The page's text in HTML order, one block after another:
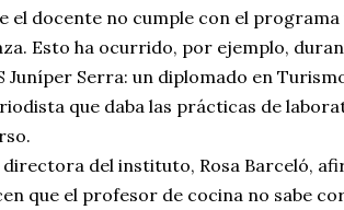
el docente no cumple con el programa
Esto ha ocurrido, por ejemplo,
Juníper Serra: un diplomado en
que daba las prácticas de
directora del instituto, Rosa Barceló,
que el profesor de cocina no sabe